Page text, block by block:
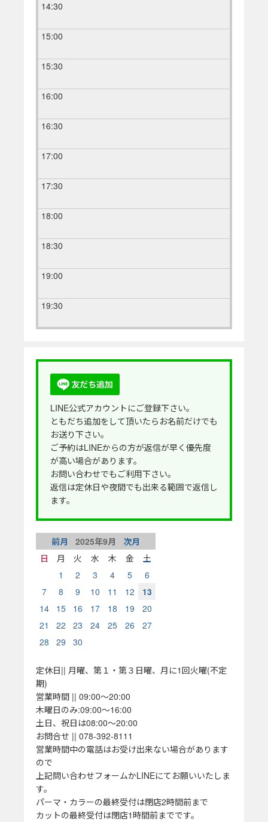
14:30
15:00
15:30
16:00
16:30
17:00
17:30
18:00
18:30
19:00
19:30
LINE公式アカウントにご登録下さい。
ともだち追加をして頂いたらお名前だけでも
お送り下さい。
ご予約はLINEからの方が返信が早く優先度
が高い場合があります。
お問い合わせでもご利用下さい。
返信は定休日や夜間でも出来る範囲で返信し
ます。
前月 2025年9月
次月
日
月 火 水 木 金
土
1
2 3 4 5
6
7
8 9 10 11 12
13
14
15 16 17 18 19
20
21
22 23 24 25 26
27
28
29 30
定休日|| 月曜、第１・第３日曜、月に1回火曜(不定
期)
営業時間 || 09:00～20:00
木曜日のみ:09:00～16:00
土日、祝日は08:00～20:00
お問合せ || 078-392-8111
営業時間中の電話はお受け出来ない場合があります
ので
上記問い合わせフォームかLINEにてお願いいたしま
す。
パーマ・カラーの最終受付は閉店2時間前まで
カットの最終受付は閉店1時間前までです。